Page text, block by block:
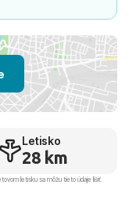
Letisko
28 km
letisku sa môžu tieto údaje líšiť.